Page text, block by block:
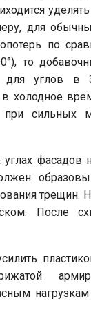
для
по
то
углов в
холодное
при сильных
фасадов
трещин.
После